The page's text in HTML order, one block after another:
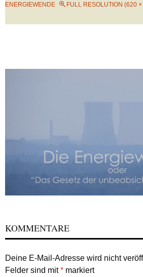
ENERGIEWENDE
FULL RESOLUTION (620
KOMMENTARE
Deine E-Mail-Adresse wird nicht
Felder sind mit* markiert